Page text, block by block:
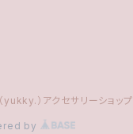
yukky.）アクセサリーショップ
by